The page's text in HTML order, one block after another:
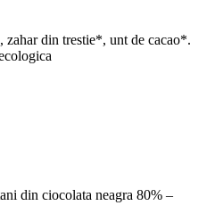
zahar din trestie*, unt de cacao*.
din ciocolata neagra 80% –